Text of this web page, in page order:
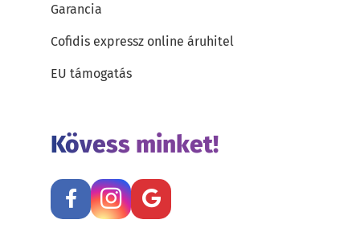
Garancia
Cofidis expressz online áruhitel
EU támogatás
Kövess minket!